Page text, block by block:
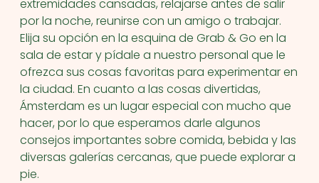
extremidades cansadas, relajarse antes de salir
por la noche, reunirse con un amigo o trabajar.
Elija su opción en la esquina de Grab & Go en la
sala de estar y pídale a nuestro personal que le
ofrezca sus cosas favoritas para experimentar en
la ciudad. En cuanto a las cosas divertidas,
Ámsterdam es un lugar especial con mucho que
hacer, por lo que esperamos darle algunos
consejos importantes sobre comida, bebida y las
diversas galerías cercanas, que puede explorar a
pie.